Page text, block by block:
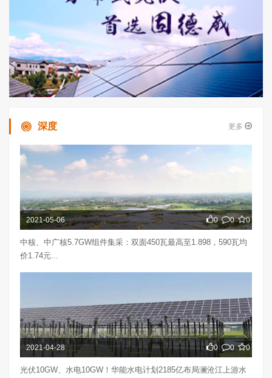
深度 更多
2021-05-06 0 0 0
中核、中广核5.7GW组件集采：双面450瓦最高至1.898，590瓦均
价1.74元...
2021-04-28 0 0 0
光伏10GW、水电10GW！华能水电计划2185亿布局澜沧江上游水